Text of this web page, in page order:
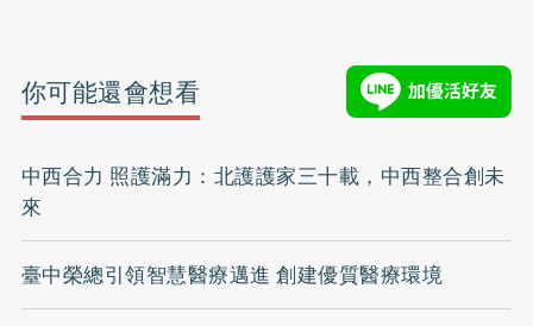
你可能還會想看
中西合力 照護滿力：北護護家三十載，中西整合創未
來
臺中榮總引領智慧醫療邁進 創建優質醫療環境